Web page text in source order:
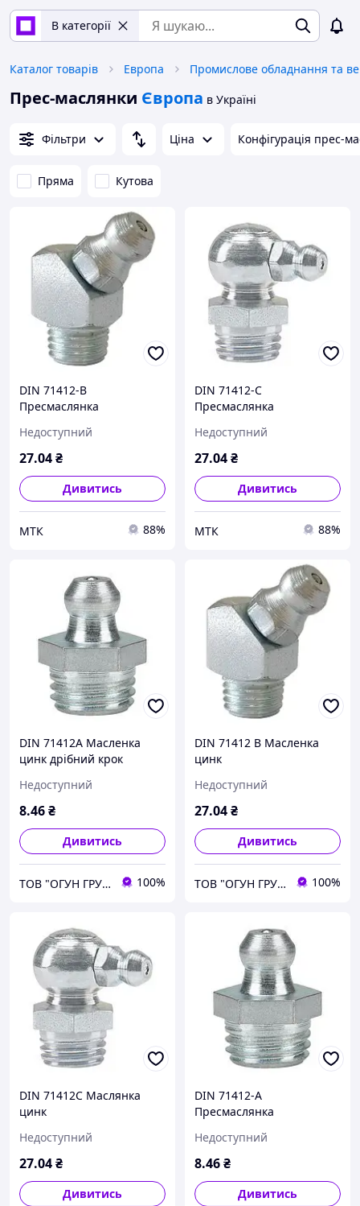
В категорії
Каталог товарів Европа
Прес-маслянки Європа в Україні
Фільтри Ціна Конфігурація прес-
Пряма Кутова
DIN 71412-B
Пресмаслянка
Недоступний
27.04₴
Дивитись
МТК 88%
DIN 71412-С
Пресмаслянка
Недоступний
27.04₴
Дивитись
МТК 88%
DIN 71412A Масленка
цинк дрібний крок
Недоступний
8.46₴
Дивитись
ТОВ "ОГУН ГРУП" 100%
DIN 71412 B Масленка
цинк
Недоступний
27.04₴
Дивитись
ТОВ "ОГУН ГРУП" 100%
DIN 71412C Маслянка
цинк
Недоступний
27.04₴
Дивитись
DIN 71412-А
Пресмаслянка
Недоступний
8.46₴
Дивитись